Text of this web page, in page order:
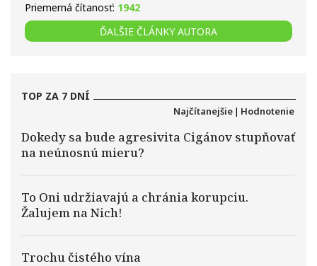
Priemerná čítanosť: 1942
ĎALŠIE ČLÁNKY AUTORA
TOP ZA 7 DNÍ
Najčítanejšie | Hodnotenie
Dokedy sa bude agresivita Cigánov stupňovať
na neúnosnú mieru?
To Oni udržiavajú a chránia korupciu.
Žalujem na Nich!
Trochu čistého vína